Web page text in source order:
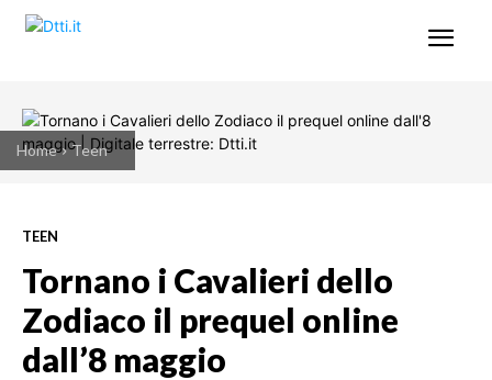
Home Teen
TEEN
Tornano i Cavalieri dello
Zodiaco il prequel online
dall’8 maggio